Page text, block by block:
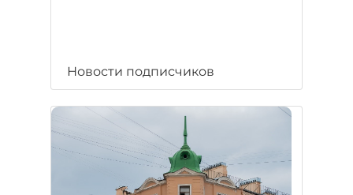
Новости подписчиков